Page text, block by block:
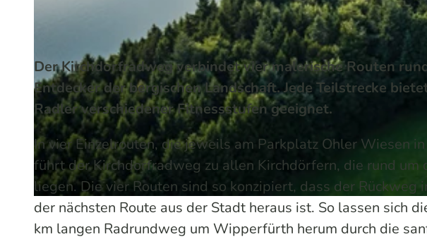
© Dominik Ketz | KI-optimiert
Der Kirchdorfradweg verbindet vier malerische Routen
Entdecker der bergischen Landschaft. Jede Teilstrecke
Radler verschiedener Fitnessstufen geeignet.
In vier Einzelrouten, die jeweils am Parkplatz Ohler Wiesen
führt der Kirchdorfradweg zu allen Kirchdörfern, die rund
liegen. Die vier Routen sind so konzipiert, dass der
der nächsten Route aus der Stadt heraus ist. So lassen sich
km langen Radrundweg um Wipperfürth herum durch die